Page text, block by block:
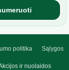
politika
Sąlygos
ir nuolaidos